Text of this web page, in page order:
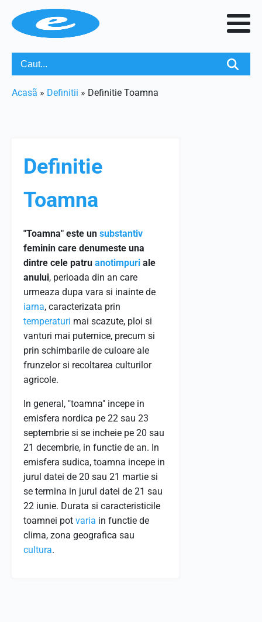
Acasã » Definitii » Definitie Toamna
Definitie
Toamna
"Toamna" este un substantiv
feminin care denumeste una
dintre cele patru anotimpuri ale
anului, perioada din an care
urmeaza dupa vara si inainte de
iarna, caracterizata prin
temperaturi mai scazute, ploi si
vanturi mai puternice, precum si
prin schimbarile de culoare ale
frunzelor si recoltarea culturilor
agricole.
In general, "toamna" incepe in
emisfera nordica pe 22 sau 23
septembrie si se incheie pe 20 sau
21 decembrie, in functie de an. In
emisfera sudica, toamna incepe in
jurul datei de 20 sau 21 martie si
se termina in jurul datei de 21 sau
22 iunie. Durata si caracteristicile
toamnei pot varia in functie de
clima, zona geografica sau
cultura.